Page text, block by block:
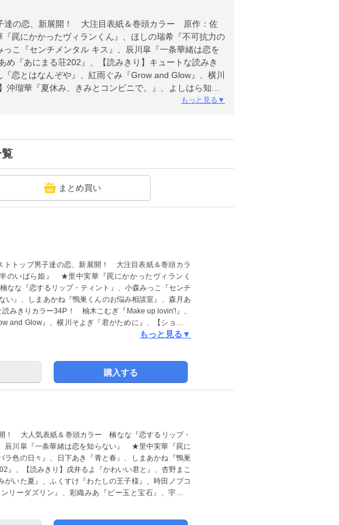
達の恋、新展開！ 大注目表紙＆巻頭カラー 原作：佐
にかかったヴィランくん』、ほしの瑞希『不可抗力の
こ『センチメンタル キス』、辰川皐『一条華緒は恋を
『あにまる荘202』、【読みきり】キュートな読みき
恋とはなんぞや』、紅雨ぐみ『Grow and Glow』、横川
瑠華『夏休み、きみとコンビニで。』、よしはら知矢
もっと見る▼
まとめ買い
トトップ男子達の恋、新展開！ 大注目表紙＆巻頭カラ
のいばら姫』 ★里中実華『罠にかかったヴィランく
なな『恋するリップ・ティント』、小森みっこ『センチ
い』、しまあかね『鴨巣くんのお悩み相談室』、森月あ
みきりカラー34P！ 柚木こむぎ『Make up lovin'!』、
and Glow』、横川そよぎ『君がために』、【ショート
とコンビニで。』、よしはら知矢『鉄壁くんはゆらがな
もっと見る▼
購入する
！ 大人気表紙＆巻頭カラー 楠なな『恋するリップ・
川皐『一条華緒は恋を知らない』 ★里中実華『罠に
色の日々』、日下あき『青と春』、しまあかね『鴨巣
』、【読みきり】戌井るよ『かわいい君と』、杏野まこ
がいた夏』、ふくすけ『わたしの王子様』、時田ノブコ
リーダズリン』、彩織みあ『ビー玉と宝石』、宇多子